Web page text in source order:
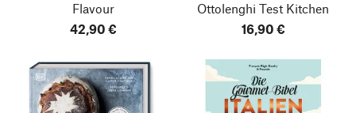
Flavour
42,90 €
Ottolenghi Test Kitchen
16,90 €